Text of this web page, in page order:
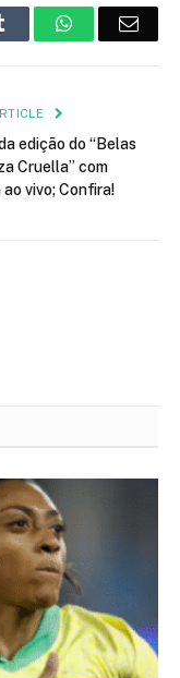
Tumblr WhatsApp
edição do “Belas
Cruella” com
ao vivo; Confira!